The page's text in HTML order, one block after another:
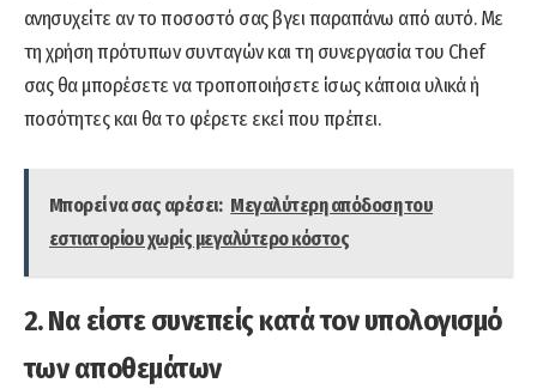
ανησυχείτε αν το ποσοστό σας βγει παραπάνω από αυτό. Με
τη χρήση πρότυπων συνταγών και τη συνεργασία του Chef
σας θα μπορέσετε να τροποποιήσετε ίσως κάποια υλικά ή
ποσότητες και θα το φέρετε εκεί που πρέπει.
Μπορεί να σας αρέσει: Μεγαλύτερη απόδοση του
εστιατορίου χωρίς μεγαλύτερο κόστος
2. Να είστε συνεπείς κατά τον υπολογισμό
των αποθεμάτων